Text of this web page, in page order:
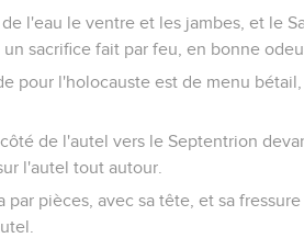
l'eau le ventre et les jambes, et le
sacrifice fait par feu, en bonne
pour l'holocauste est de menu
de l'autel vers le Septentrion
l'autel tout autour.
par pièces, avec sa tête, et sa